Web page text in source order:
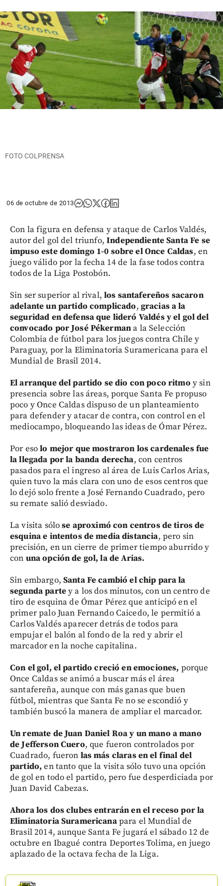
FOTO COLPRENSA
06 de octubre de 2013
Con la figura en defensa y ataque de Carlos Valdés,
autor del gol del triunfo,Independiente Santa Fe se
impuso este domingo 1-0 sobre el Once Caldas, en
juego válido por la fecha 14 de la fase todos contra
todos de la Liga Postobón.
Sin ser superior al rival, los santafereños sacaron
adelante un partido complicado, gracias a la
seguridad en defensa que lideró Valdés y el gol del
convocado por José Pékermana la Selección
Colombia de fútbol para los juegos contra Chile y
Paraguay, por la Eliminatoria Suramericana para el
Mundial de Brasil 2014.
El arranque del partido se dio con poco ritmo y sin
presencia sobre las áreas, porque Santa Fe propuso
poco y Once Caldas dispuso de un planteamiento
para defender y atacar de contra, con control en el
mediocampo, bloqueando las ideas de Ómar Pérez.
Por esolo mejor que mostraron los cardenales fue
la llegada por la banda derecha, con centros
pasados para el ingreso al área de Luis Carlos Arias,
quien tuvo la más clara con uno de esos centros que
lo dejó solo frente a José Fernando Cuadrado, pero
su remate salió desviado.
La visita sólose aproximó con centros de tiros de
esquina e intentos de media distancia, pero sin
precisión, en un cierre de primer tiempo aburrido y
con una opción de gol, la de Arias.
Sin embargo, Santa Fe cambió el chip para la
segunda partey a los dos minutos, con un centro de
tiro de esquina de Ómar Pérez que anticipó en el
primer palo Juan Fernando Caicedo, le permitió a
Carlos Valdés aparecer detrás de todos para
empujar el balón al fondo de la red y abrir el
marcador en la noche capitalina.
Con el gol, el partido creció en emociones, porque
Once Caldas se animó a buscar más el área
santafereña, aunque con más ganas que buen
fútbol, mientras que Santa Fe no se escondió y
también buscó la manera de ampliar el marcador.
Un remate de Juan Daniel Roa y un mano a mano
de Jefferson Cuero, que fueron controlados por
Cuadrado, fueron las más claras en el final del
partido, en tanto que la visita sólo tuvo una opción
de gol en todo el partido, pero fue desperdiciada por
Juan David Cabezas.
Ahora los dos clubes entrarán en el receso por la
Eliminatoria Suramericanapara el Mundial de
Brasil 2014, aunque Santa Fe jugará el sábado 12 de
octubre en Ibagué contra Deportes Tolima, en juego
aplazado de la octava fecha de la Liga.